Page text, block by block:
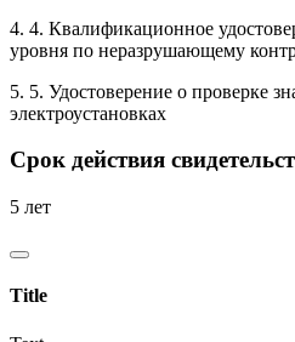
4. 4. Квалификационное
уровня по неразрушающему
5. 5. Удостоверение о проверке
электроустановках
Срок действия
5 лет
Title